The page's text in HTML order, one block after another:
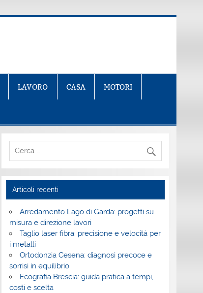
LAVORO CASA MOTORI
Articoli recenti
Arredamento Lago di Garda: progetti su
misura e direzione lavori
Taglio laser fibra: precisione e velocità per
i metalli
Ortodonzia Cesena: diagnosi precoce e
sorrisi in equilibrio
Ecografia Brescia: guida pratica a tempi,
costi e scelta